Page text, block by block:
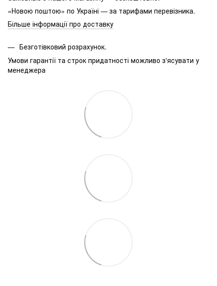
«Новою поштою» по Україні — за тарифами перевізника.
Більше інформації про доставку
Безготівковий розрахунок.
Умови гарантії та строк придатності можливо з'ясувати у
менеджера